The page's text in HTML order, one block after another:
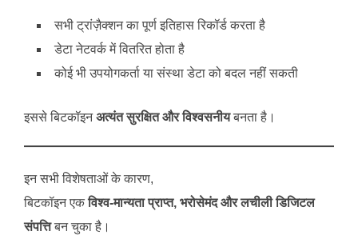
सभी ट्रांज़ैक्शन का पूर्ण इतिहास रिकॉर्ड करता है
डेटा नेटवर्क में वितरित होता है
कोई भी उपयोगकर्ता या संस्था डेटा को बदल नहीं सकती
इससे बिटकॉइनअत्यंत सुरक्षित और विश्वसनीयबनता है।
इन सभी विशेषताओं के कारण,
बिटकॉइन एकविश्व-मान्यता प्राप्त, भरोसेमंद और लचीली डिजिटल
संपत्तिबन चुका है।